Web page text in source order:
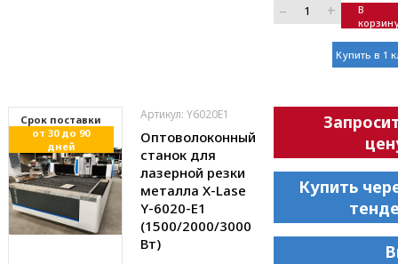
– +
В
Купить в 1
Cрок поставки
от 30 до 90
дней
Артикул: Y6020E1
Оптоволоконный
станок для
лазерной резки
металла X-Lase
Y-6020-E1
(1500/2000/3000
Вт)
Купить